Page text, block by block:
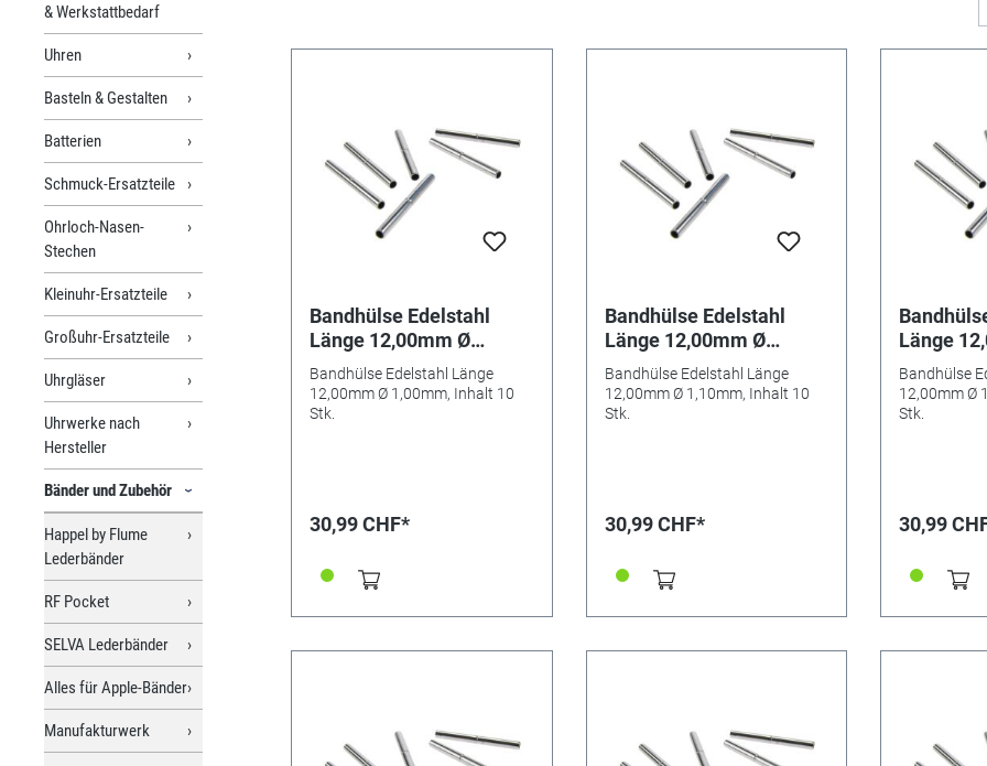
& Werkstattbedarf
Uhren
Basteln & Gestalten
Batterien
Schmuck-Ersatzteile
Ohrloch-Nasen-
Stechen
Kleinuhr-Ersatzteile
Großuhr-Ersatzteile
Uhrgläser
Uhrwerke nach
Hersteller
Bänder und Zubehör
Happel by Flume
Lederbänder
RF Pocket
SELVA Lederbänder
Alles für Apple-Bänder
Manufakturwerk
Bandhülse Edelstahl
Länge 12,00mm Ø
1,00mm, Inhalt 10 Stk.
Bandhülse Edelstahl Länge
12,00mm Ø 1,00mm, Inhalt 10
Stk.
30,99 CHF*
Bandhülse Edelstahl
Länge 12,00mm Ø
1,10mm, Inhalt 10 Stk.
Bandhülse Edelstahl Länge
12,00mm Ø 1,10mm, Inhalt 10
Stk.
30,99 CHF*
Länge
1,20mm,
Bandhülse
12,00mm Ø
Stk.
30,99